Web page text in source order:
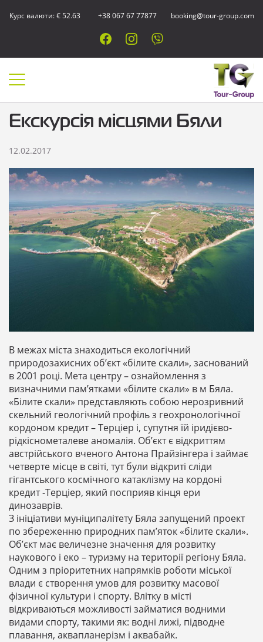
Курс валюти: € 52.63 +38 067 67 77877 booking@tour-group.com
Екскурсія місцями Бяли
12.02.2017
В межах міста знаходиться екологічний
природозахисних об’єкт «білите скали», заснований
в 2001 році. Мета центру – ознайомлення з
визначними пам’ятками «білите скали» в м Бяла.
«Білите скали» представляють собою нерозривний
скельний геологічний профільз геохронологічної
кордоном кредит – Терціер і, супутня їй іридієво-
рідкіснометалеве аномалія. Об’єкт є відкриттям
австрійського вченого Антона Прайзінгера і займає
четверте місце в світі, тут були відкриті сліди
гігантського космічного катаклізму на кордоні
кредит -Терціер, який посприяв кінця ери
динозаврів.
З ініціативи муніципалітету Бяла запущений проект
по збереженню природних пам’яток «білите скали».
Об’єкт має величезне значення для розвитку
наукового і еко – туризму на території регіону Бяла.
Одним з пріоритетних напрямків роботи міської
влади є створення умов для розвитку масової
фізичної культури і спорту. Влітку в місті
відкриваються можливості займатися водними
видами спорту, такими як: водні лижі, підводне
плавання, аквапланерізм і аквабайк.